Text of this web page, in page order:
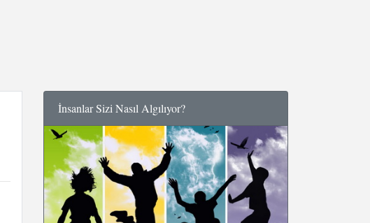
İnsanlar Sizi Nasıl Algılıyor?